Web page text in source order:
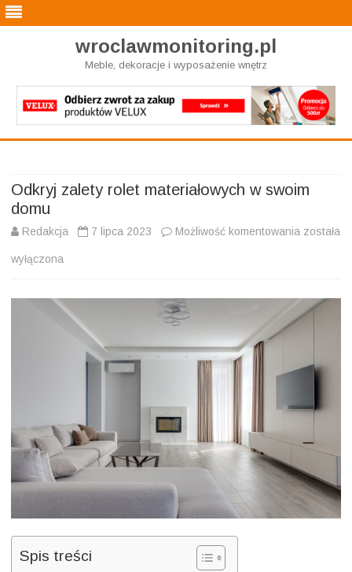
wroclawmonitoring.pl
Meble, dekoracje i wyposażenie wnętrz
Odkryj zalety rolet materiałowych w swoim
domu
Redakcja 7 lipca 2023 Możliwość komentowania Odkryj
swoim
została
wyłączona
Spis treści